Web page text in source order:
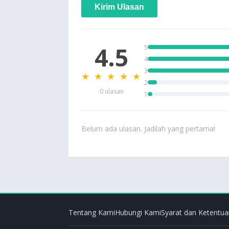
Kirim Ulasan
4.5
★ ★ ★ ★ ★
0 ulasan
5
4
3
2
1
Belum ada ulasan. Jadilah yang pertama!
Tentang KamiHubungi KamiSyarat dan